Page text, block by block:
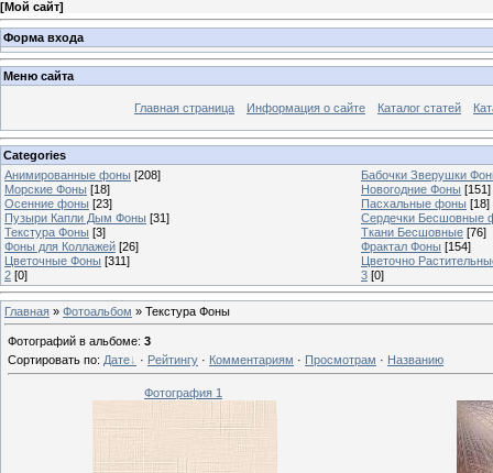
[Мой сайт]
Форма входа
Меню сайта
Главная страница Информация о сайте Каталог статей
Categories
Анимированные фоны [208]
Бабочки Зверушки
Морские Фоны [18] Новогодние Фоны [151]
Осенние фоны [23] Пасхальные фоны [18]
Пузыри Капли Дым Фоны [31]
Сердечки Бесшовные
Текстура Фоны [3] Ткани Бесшовные [76]
Фоны для Коллажей [26] Фрактал Фоны [154]
Цветочные Фоны [311]
Цветочно
2 [0] 3 [0]
Главная » Фотоальбом » Текстура Фоны
Фотографий в альбоме: 3
Сортировать по: Дате · Рейтингу · Комментариям · Просмотрам · Названию
Фотография 1